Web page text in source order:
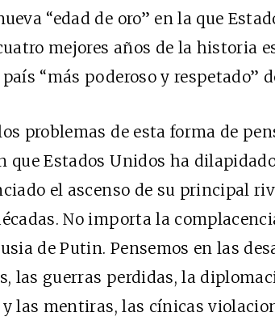
“edad de oro” en la que
mejores años de la historia
“más poderoso y respetado”
problemas de esta forma de
que Estados Unidos ha
el ascenso de su principal
No importa la
de Putin. Pensemos en las
las guerras perdidas, la
las mentiras, las cínicas